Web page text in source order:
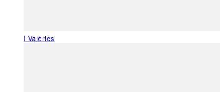
I Valéries